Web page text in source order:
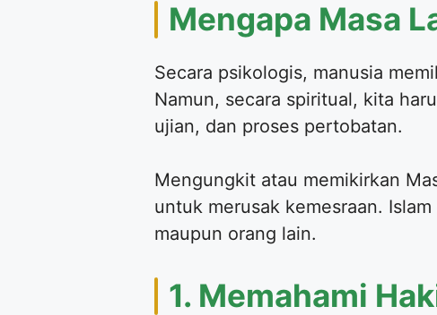
Mengapa Masa
Secara psikologis, manusia
Namun, secara spiritual, kita
ujian, dan proses pertobatan.
Mengungkit atau memikirkan
untuk merusak kemesraan.
maupun orang lain.
1. Memahami